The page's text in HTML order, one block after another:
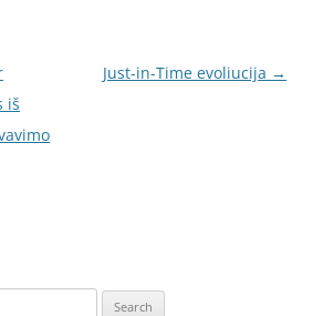
iš
Just-in-Time evoliucija →